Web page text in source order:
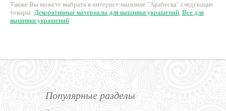
Также Вы можете выбрать в интернет-магазине "Арабеска" следующие
товары: Декоративные материалы для вышивки украшений, Все для
вышивки украшений
Популярные разделы